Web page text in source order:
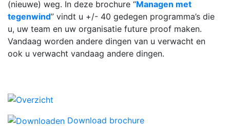
(nieuwe) weg. In deze brochure “Managen met
tegenwind” vindt u +/- 40 gedegen programma’s die
u, uw team en uw organisatie future proof maken.
Vandaag worden andere dingen van u verwacht en
ook u verwacht vandaag andere dingen.
Download brochure